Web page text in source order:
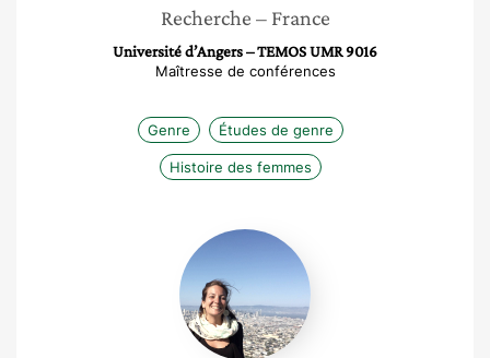
Recherche – France
Université d’Angers – TEMOS UMR 9016
Maîtresse de conférences
Genre Études de genre
Histoire des femmes
Valentine
Becquet